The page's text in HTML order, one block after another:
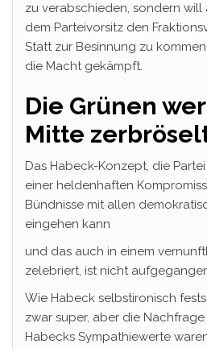
zu verabschieden, sondern
dem Parteivorsitz den
Statt zur Besinnung zu
die Macht gekämpft.
Die Grünen
Mitte
Das Habeck-Konzept, die
einer heldenhaften
Bündnisse mit allen
eingehen kann
und das auch in einem
zelebriert, ist nicht
Wie Habeck selbstironisch
zwar super, aber die
Habecks Sympathiewerte